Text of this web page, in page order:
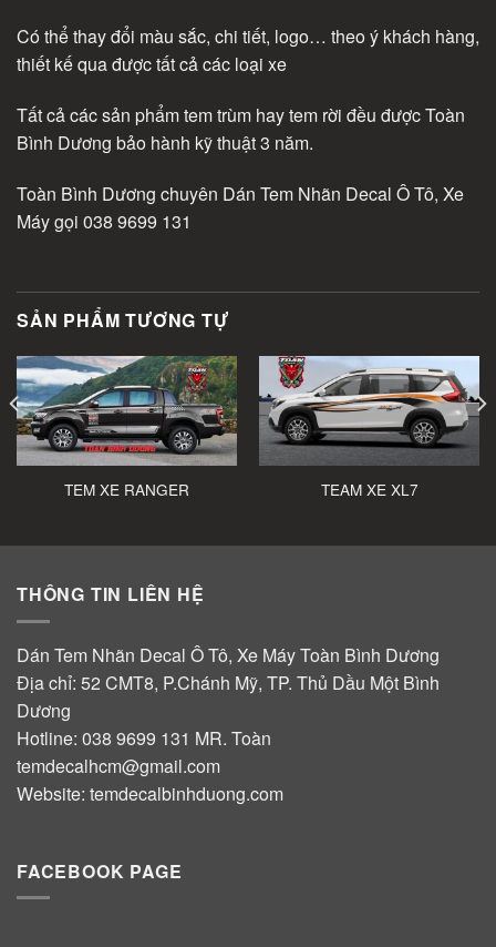
Có thể thay đổi màu sắc, chi tiết, logo… theo ý khách hàng,
thiết kế qua được tất cả các loại xe
Tất cả các sản phẩm tem trùm hay tem rời đều được Toàn
Bình Dương bảo hành kỹ thuật 3 năm.
Toàn Bình Dương chuyên Dán Tem Nhãn Decal Ô Tô, Xe
Máy gọi 038 9699 131
SẢN PHẨM TƯƠNG TỰ
TEM XE RANGER TEAM XE XL7
THÔNG TIN LIÊN HỆ
Dán Tem Nhãn Decal Ô Tô, Xe Máy Toàn Bình Dương
Địa chỉ: 52 CMT8, P.Chánh Mỹ, TP. Thủ Dầu Một Bình
Dương
Hotline: 038 9699 131 MR. Toàn
temdecalhcm@gmail.com
Website: temdecalbinhduong.com
FACEBOOK PAGE